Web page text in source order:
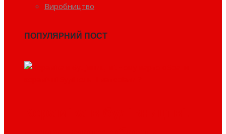
Виробництво
ПОПУЛЯРНИЙ ПОСТ